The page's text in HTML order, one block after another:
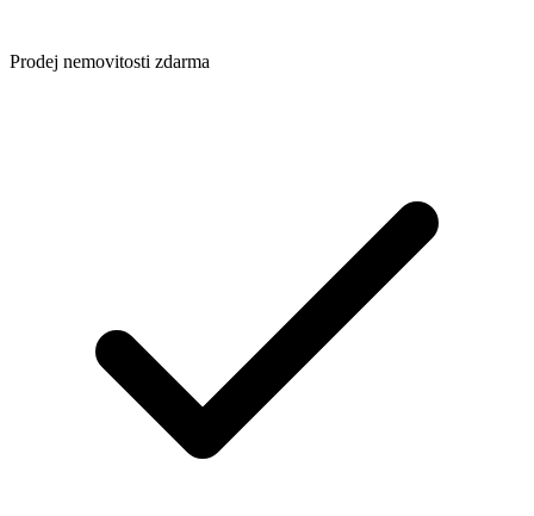
Prodej nemovitosti zdarma